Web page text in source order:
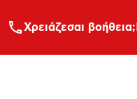
Xρειάζεσαι βοήθεια;